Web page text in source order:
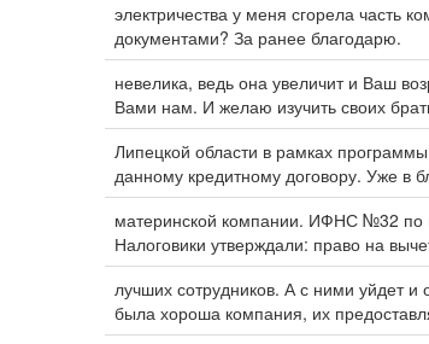
электричества у меня сгорела часть
документами? За ранее благодарю.
невелика, ведь она увеличит и Ваш
Вами нам. И желаю изучить своих
Липецкой области в рамках
данному кредитному договору. Уже
материнской компании. ИФНС №32 по
Налоговики утверждали: право на
лучших сотрудников. А с ними уйдет
была хороша компания, их